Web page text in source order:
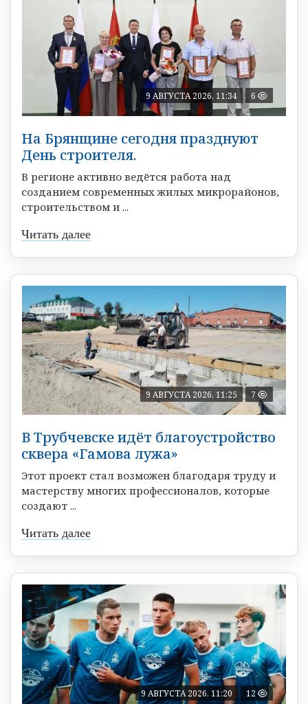
9 АВГУСТА 2026, 11:34 6
На Брянщине сегодня празднуют
День строителя.
В регионе активно ведётся работа над
созданием современных жилых микрорайонов,
строительством и ...
Читать далее
9 АВГУСТА 2026, 11:25 7
В Трубчевске идёт благоустройство
сквера «Гамова лужа»
Этот проект стал возможен благодаря труду и
мастерству многих профессионалов, которые
создают ...
Читать далее
9 АВГУСТА 2026, 11:20 12